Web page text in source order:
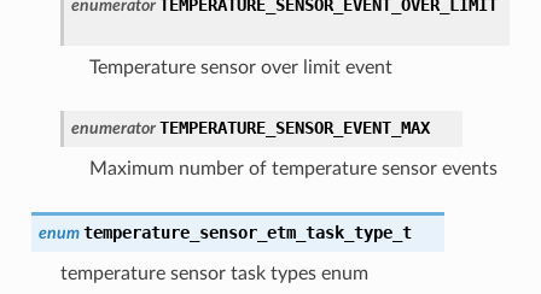
enumerator TEMPERATURE_SENSOR_EVENT_OVER_LIMIT
Temperature sensor over limit event
enumerator TEMPERATURE_SENSOR_EVENT_MAX
Maximum number of temperature sensor events
enum temperature_sensor_etm_task_type_t
temperature sensor task types enum